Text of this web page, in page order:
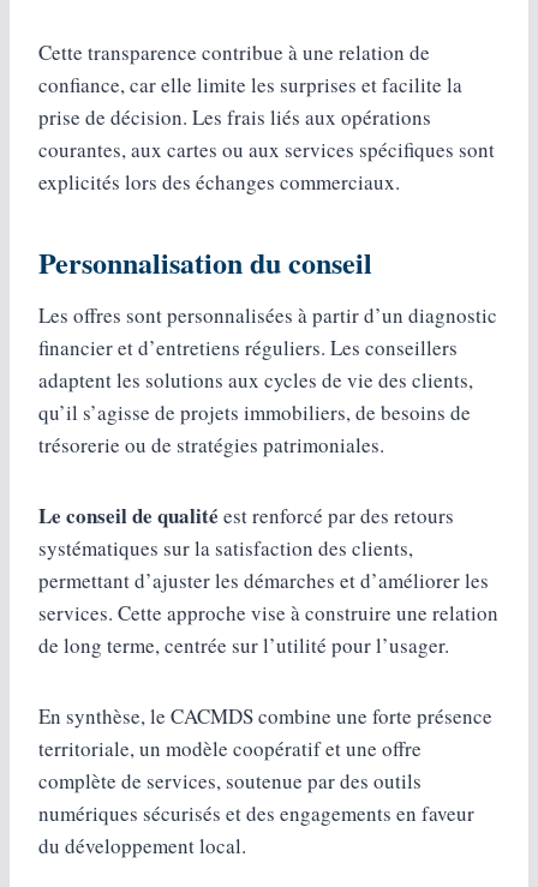
Cette transparence contribue à une relation de
confiance, car elle limite les surprises et facilite la
prise de décision. Les frais liés aux opérations
courantes, aux cartes ou aux services spécifiques sont
explicités lors des échanges commerciaux.
Personnalisation du conseil
Les offres sont personnalisées à partir d’un diagnostic
financier et d’entretiens réguliers. Les conseillers
adaptent les solutions aux cycles de vie des clients,
qu’il s’agisse de projets immobiliers, de besoins de
trésorerie ou de stratégies patrimoniales.
Le conseil de qualité est renforcé par des retours
systématiques sur la satisfaction des clients,
permettant d’ajuster les démarches et d’améliorer les
services. Cette approche vise à construire une relation
de long terme, centrée sur l’utilité pour l’usager.
En synthèse, le CACMDS combine une forte présence
territoriale, un modèle coopératif et une offre
complète de services, soutenue par des outils
numériques sécurisés et des engagements en faveur
du développement local.